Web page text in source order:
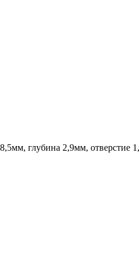
глубина 2,9мм, отверстие